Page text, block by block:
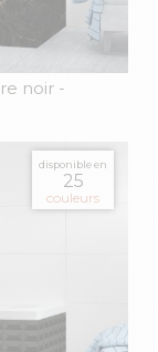
noir -
disponible en
25
couleurs